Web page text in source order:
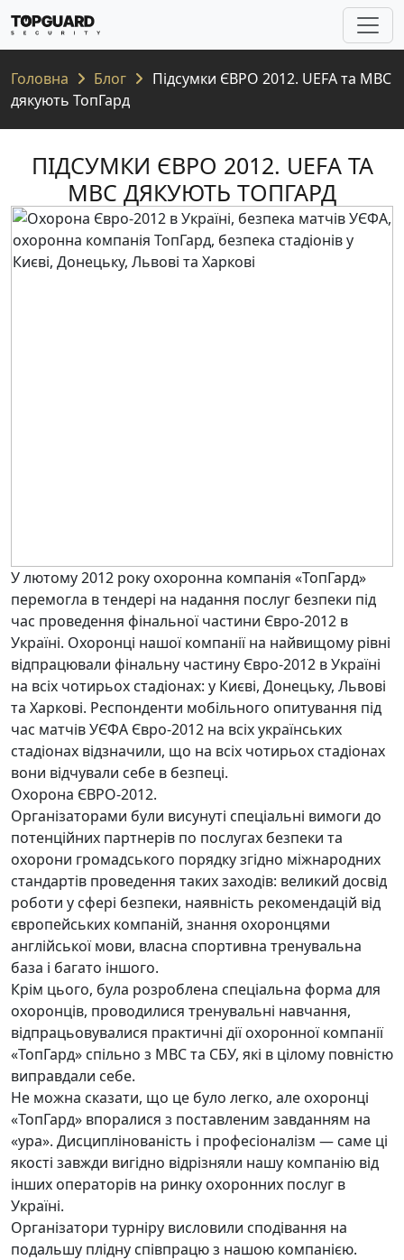
Головна Блог
Підсумки ЄВРО 2012. UEFA та МВС
дякують ТопГард
ПІДСУМКИ ЄВРО 2012. UEFA ТА
МВС ДЯКУЮТЬ ТОПГАРД
У лютому 2012 року охоронна компанія «ТопГард»
перемогла в тендері на надання послуг безпеки під
час проведення фінальної частини Євро-2012 в
Україні. Охоронці нашої компанії на найвищому рівні
відпрацювали фінальну частину Євро-2012 в Україні
на всіх чотирьох стадіонах: у Києві, Донецьку, Львові
та Харкові. Респонденти мобільного опитування під
час матчів УЄФА Євро-2012 на всіх українських
стадіонах відзначили, що на всіх чотирьох стадіонах
вони відчували себе в безпеці.
Охорона ЄВРО-2012.
Організаторами були висунуті спеціальні вимоги до
потенційних партнерів по послугах безпеки та
охорони громадського порядку згідно міжнародних
стандартів проведення таких заходів: великий досвід
роботи у сфері безпеки, наявність рекомендацій від
європейських компаній, знання охоронцями
англійської мови, власна спортивна тренувальна
база і багато іншого.
Крім цього, була розроблена спеціальна форма для
охоронців, проводилися тренувальні навчання,
відпрацьовувалися практичні дії охоронної компанії
«ТопГард» спільно з МВС та СБУ, які в цілому повністю
виправдали себе.
Не можна сказати, що це було легко, але охоронці
«ТопГард» впоралися з поставленим завданням на
«ура». Дисциплінованість і професіоналізм — саме ці
якості завжди вигідно відрізняли нашу компанію від
інших операторів на ринку охоронних послуг в
Україні.
Організатори турніру висловили сподівання на
подальшу плідну співпрацю з нашою компанією.